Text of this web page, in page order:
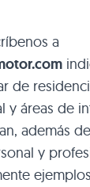
a
de
y áreas de
además
y